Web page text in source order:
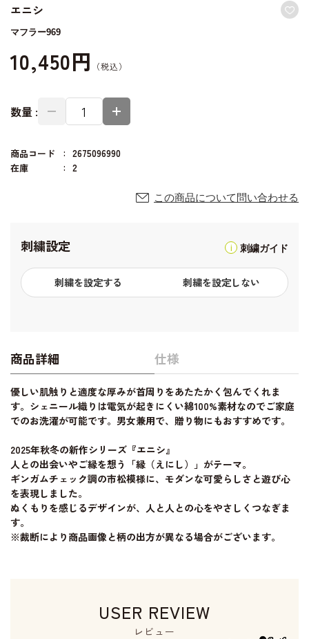
エニシ
マフラー969
10,450円
数量 :
商品コード
2675096990
在庫
2
この商品について問い合わせる
刺繍設定 刺繍ガイド
刺繍を設定する 刺繍を設定しない
商品詳細 仕様
優しい肌触りと適度な厚みが首周りをあたたかく包んでくれま
す。シェニール織りは電気が起きにくい綿100%素材なのでご家庭
でのお洗濯が可能です。男女兼用で、贈り物にもおすすめです。
2025年秋冬の新作シリーズ『エニシ』
人との出会いやご縁を想う「縁（えにし）」がテーマ。
ギンガムチェック調の市松模様に、モダンな可愛らしさと遊び心
を表現しました。
ぬくもりを感じるデザインが、人と人との心をやさしくつなぎま
す。
※裁断により商品画像と柄の出方が異なる場合がございます。
USER REVIEW
レビュー